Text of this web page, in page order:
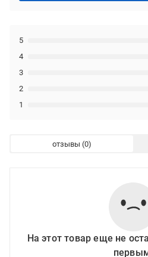
1
2
3
4
5
отзывы
На этот товар еще не